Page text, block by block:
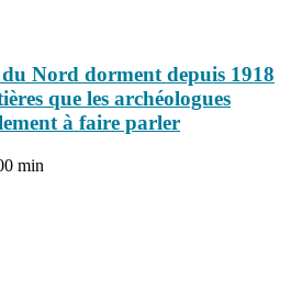
du Nord dorment depuis 1918
que les archéologues
à faire parler
min